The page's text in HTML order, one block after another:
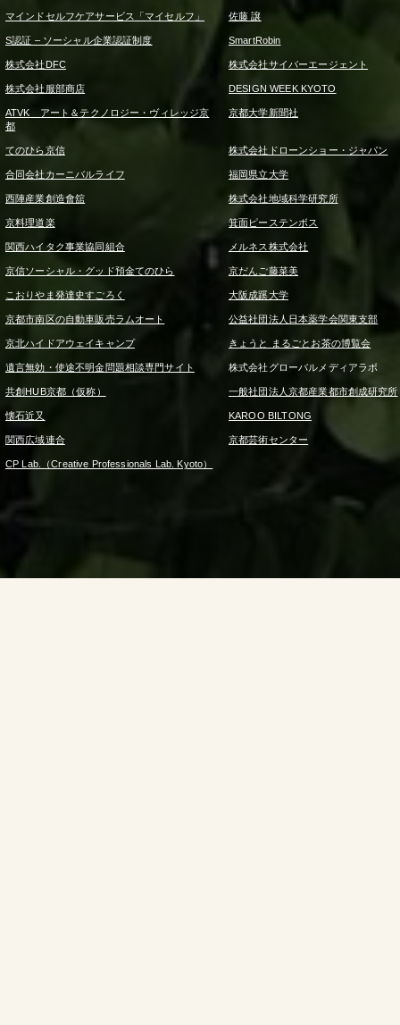
マインドセルフケアサービス「マイセルフ」 佐藤 譲
S認証 – ソーシャル企業認証制度 SmartRobin
株式会社DFC 株式会社サイバーエージェント
株式会社服部商店 DESIGN WEEK KYOTO
ATVK アート＆テクノロジー・ヴィレッジ京
都
京都大学新聞社
てのひら京信 株式会社ドローンショー・ジャパン
合同会社カーニバルライフ 福岡県立大学
西陣産業創造會舘 株式会社地域科学研究所
京料理道楽 箕面ピーステンボス
関西ハイタク事業協同組合 メルネス株式会社
京信ソーシャル・グッド預金てのひら 京だんご藤菜美
こおりやま発達史すごろく 大阪成蹊大学
京都市南区の自動車販売ラムオート 公益社団法人日本薬学会関東支部
京北ハイドアウェイキャンプ きょうと まるごとお茶の博覧会
遺言無効・使途不明金問題相談専門サイト 株式会社グローバルメディアラボ
共創HUB京都（仮称） 一般社団法人京都産業都市創成研究所
懐石近又 KAROO BILTONG
関西広域連合 京都芸術センター
CP Lab.（Creative Professionals Lab. Kyoto）